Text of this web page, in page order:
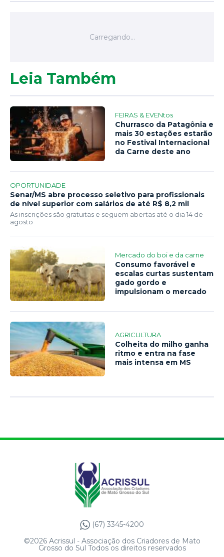
Leia Também
FEIRAS & EVENtos
Churrasco da Patagônia e
mais 30 estações estarão
no Festival Internacional
da Carne deste ano
OPORTUNIDADE
Senar/MS abre processo seletivo para profissionais
de nível superior com salários de até R$ 8,2 mil
As inscrições são gratuitas e seguem abertas até o dia 14 de
agosto
Mercado do boi e da carne
Consumo favorável e
escalas curtas sustentam
gado gordo e
impulsionam o mercado
AGRICULTURA
Colheita do milho ganha
ritmo e entra na fase
mais intensa em MS
(67) 3345-4200
©2026 Acrissul - Associação dos Criadores de Mato
Grosso do Sul Todos os direitos reservados